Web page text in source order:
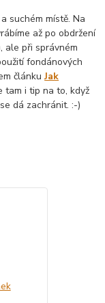
suchém místě. Na
až po obdržení
ale při správném
fondánových
článkuJak
tam i tip na to, když
dá zachránit. :-)